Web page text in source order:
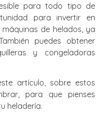
para todo tipo de
para invertir en
de helados, ya
puedes obtener
y congeladoras
artículo, sobre estos
para que pienses
heladería.